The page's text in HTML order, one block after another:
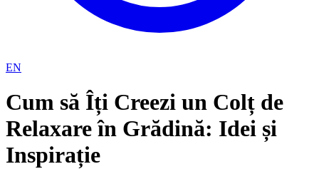
EN
Cum să Îți Creezi un Colț de
Relaxare în Grădină: Idei și
Inspirație